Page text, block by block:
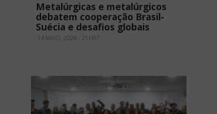
Metalúrgicas e metalúrgicos
debatem cooperação Brasil-
Suécia e desafios globais
14 MAIO, 2026 - 21H57